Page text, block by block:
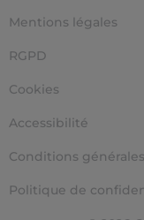
Mentions légales
RGPD
Cookies
Accessibilité
Conditions générales
Politique de